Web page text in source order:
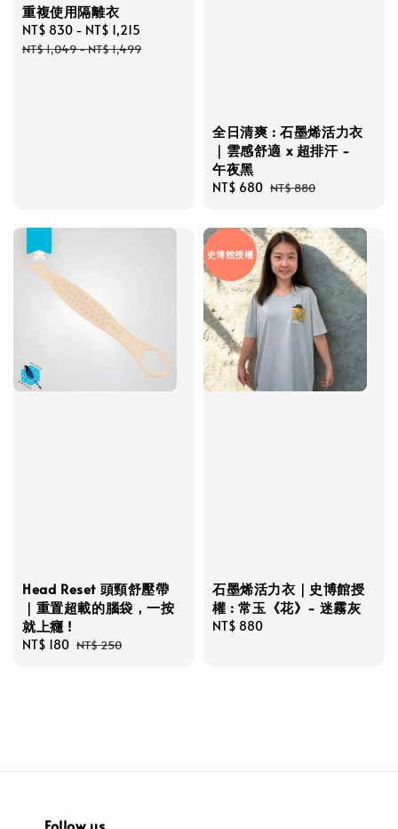
重複使用隔離衣
Sale
price
NT$ 830 - NT$ 1,215
NT$ 1,049-NT$ 1,499
全日清爽 : 石墨烯活力衣
｜雲感舒適 x 超排汗 -
午夜黑
Sale
NT$ 680 Regular
NT$ 880
Head Reset 頭頸舒壓帶
｜重置超載的腦袋，一按
就上癮 !
Sale
NT$ 180 Regular
NT$ 250
史博館授權
石墨烯活力衣｜史博館授
權 : 常玉《花》- 迷霧灰
Regular
NT$ 880